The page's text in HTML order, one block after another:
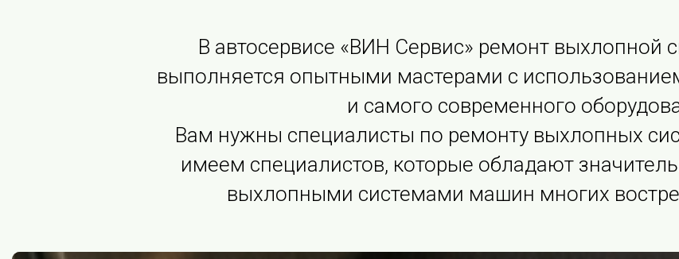
В автосервисе «ВИН Сервис» ремонт выхлопной
выполняется опытными мастерами с
и самого современного
Вам нужны специалисты по ремонту выхлопных
имеем специалистов, которые обладают
выхлопными системами машин многих